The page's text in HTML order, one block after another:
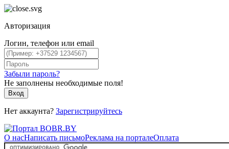
Авторизация
Логин, телефон или email
Забыли пароль?
Не заполнены необходимые поля!
Вход
Нет аккаунта? Зарегистрируйтесь
О насНаписать письмоРеклама на порталеОплата